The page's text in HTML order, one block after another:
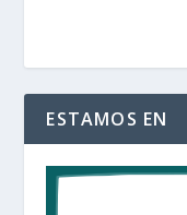
ESTAMOS EN